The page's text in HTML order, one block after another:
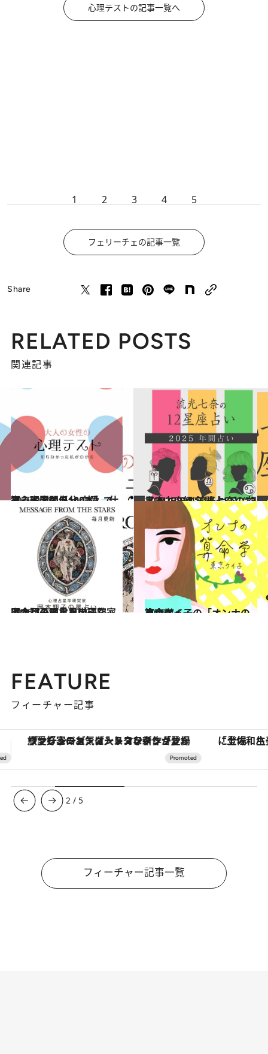
心理テストの記事一覧へ
1 2 3 4 5
フェリーチェの記事一覧
Share
RELATED POSTS
関連記事
2025.9.28
【心理テスト100本】で知る本当の自分 恋愛、仕事、人間関係…
占い 2024.12.13
【2025年の年間占い】“視える占い師”流光七奈の12星座占い
占い
2026.7.31
【今月のあなたの運勢は？】心理占星学研究家 岡本翔子の星占い
占い 2026.7.6
東京ケイ子の「オンナの算命学」
占い
FEATURE
フィーチャー記事
「土佐和ハーブかき氷」がOMO7高知に登場！生姜、山椒、大葉など目にも舌にも涼を呼ぶ郷土の味 【銀座で出合う最旬美容】美髪ケアや上質
3 / 5
フィーチャー記事一覧